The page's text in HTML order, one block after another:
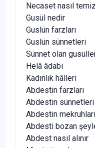
Necaset nasıl
Gusül nedir
Guslün farzları
Guslün sünnetleri
Sünnet olan
Helâ âdabı
Kadınlık hâlleri
Abdestin farzları
Abdestin
Abdestin
Abdesti bozan
Abdest nasıl alınır